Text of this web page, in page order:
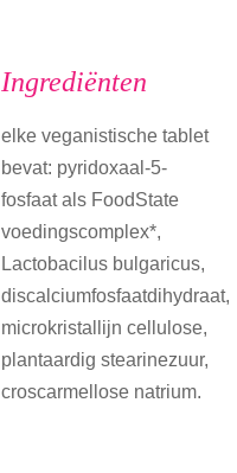
Ingrediënten
elke veganistische tablet
bevat: pyridoxaal-5-
fosfaat als FoodState
voedingscomplex*,
Lactobacilus bulgaricus,
discalciumfosfaatdihydraat,
microkristallijn cellulose,
plantaardig stearinezuur,
croscarmellose natrium.